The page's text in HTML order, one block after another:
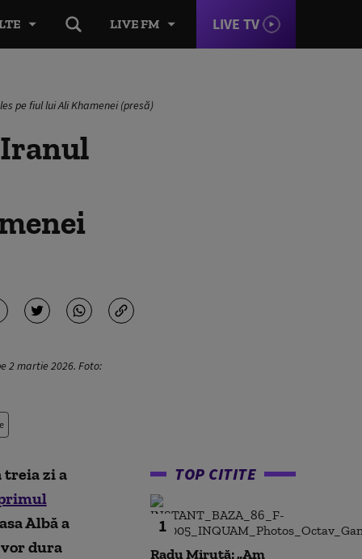
LIVE FM LIVE TV
pe fiul lui Ali Khamenei (presă)
2 martie 2026. Foto:
treia zi a
Albă a
dura
TOP CITITE
1
Radu Miruță: „Am